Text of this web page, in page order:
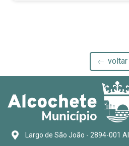
voltar
Largo de São João - 2894-001